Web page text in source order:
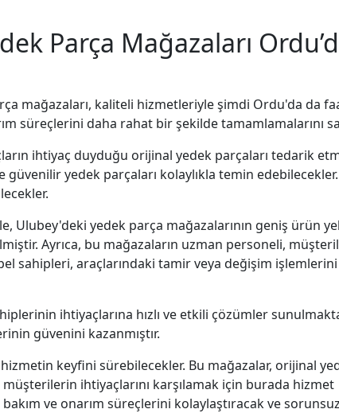
Parça Mağazaları
mağazaları, kaliteli hizmetleriyle şimdi Ordu'da da
süreçlerini daha rahat bir şekilde tamamlamalarını
ihtiyaç duyduğu orijinal yedek parçaları tedarik
yedek parçaları kolaylıkla temin
Ulubey'deki yedek parça mağazalarının geniş ürün
Ayrıca, bu mağazaların uzman personeli,
sahipleri, araçlarındaki tamir veya değişim işlemlerini
ihtiyaçlarına hızlı ve etkili çözümler
güvenini kazanmıştır.
keyfini sürebilecekler. Bu mağazalar, orijinal
ihtiyaçlarını karşılamak için burada hizmet
ve onarım süreçlerini kolaylaştıracak ve